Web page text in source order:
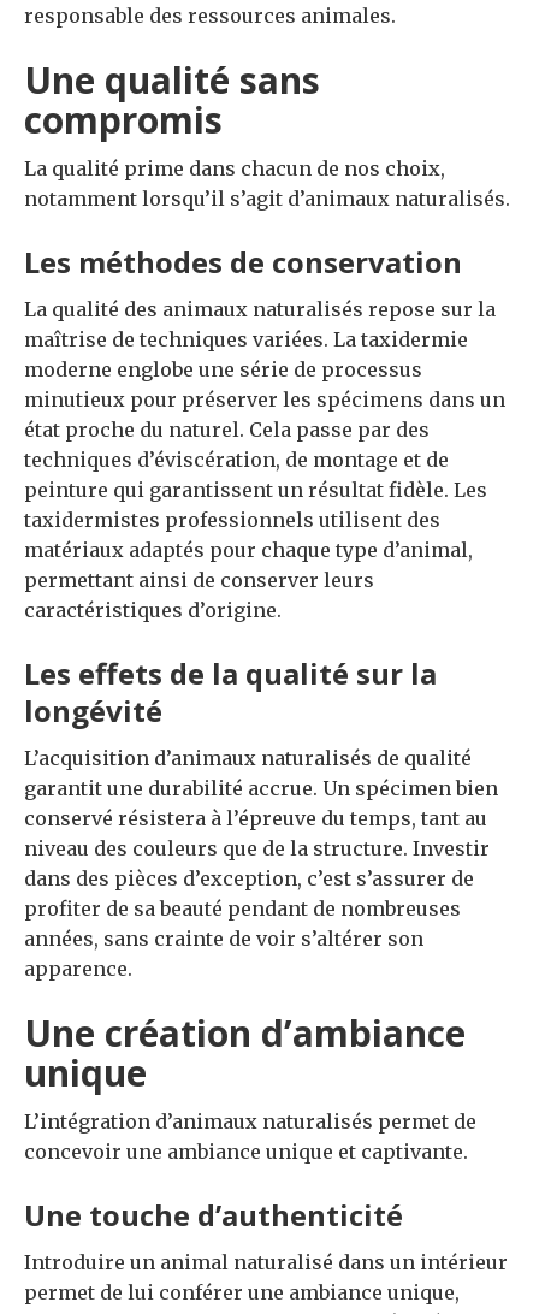
responsable des ressources animales.
Une qualité sans
compromis
La qualité prime dans chacun de nos choix,
notamment lorsqu’il s’agit d’animaux naturalisés.
Les méthodes de conservation
La qualité des animaux naturalisés repose sur la
maîtrise de techniques variées. La taxidermie
moderne englobe une série de processus
minutieux pour préserver les spécimens dans un
état proche du naturel. Cela passe par des
techniques d’éviscération, de montage et de
peinture qui garantissent un résultat fidèle. Les
taxidermistes professionnels utilisent des
matériaux adaptés pour chaque type d’animal,
permettant ainsi de conserver leurs
caractéristiques d’origine.
Les effets de la qualité sur la
longévité
L’acquisition d’animaux naturalisés de qualité
garantit une durabilité accrue. Un spécimen bien
conservé résistera à l’épreuve du temps, tant au
niveau des couleurs que de la structure. Investir
dans des pièces d’exception, c’est s’assurer de
profiter de sa beauté pendant de nombreuses
années, sans crainte de voir s’altérer son
apparence.
Une création d’ambiance
unique
L’intégration d’animaux naturalisés permet de
concevoir une ambiance unique et captivante.
Une touche d’authenticité
Introduire un animal naturalisé dans un intérieur
permet de lui conférer une ambiance unique,